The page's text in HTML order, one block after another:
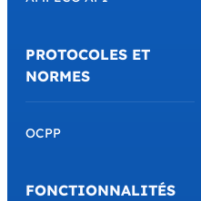
PROTOCOLES ET
NORMES
OCPP
FONCTIONNALITÉS